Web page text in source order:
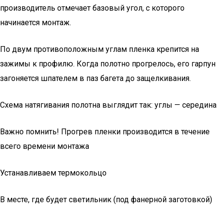
производитель отмечает базовый угол, с которого
начинается монтаж.
По двум противоположным углам пленка крепится на
зажимы к профилю. Когда полотно прогрелось, его гарпун
загоняется шпателем в паз багета до защелкивания.
Схема натягивания полотна выглядит так: углы — середина
Важно помнить! Прогрев пленки производится в течение
всего времени монтажа
Устанавливаем термокольцо
В месте, где будет светильник (под фанерной заготовкой)